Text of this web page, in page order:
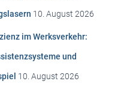
10. August 2026
im Werksverkehr:
und
10. August 2026